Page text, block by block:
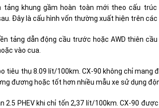
khung gầm hoàn toàn mới theo cấu trúc
Đây là cấu hình vốn thường xuất hiện trên các
tảng dẫn động cầu trước hoặc AWD thiên
vào cua.
tiêu thụ 8.09 lít/100km. CX-90 không chỉ mang
đương hoặc tốt hơn nhiều mẫu xe sử dụng
PHEV khi chỉ tốn 2,37 lít/100km. CX-90